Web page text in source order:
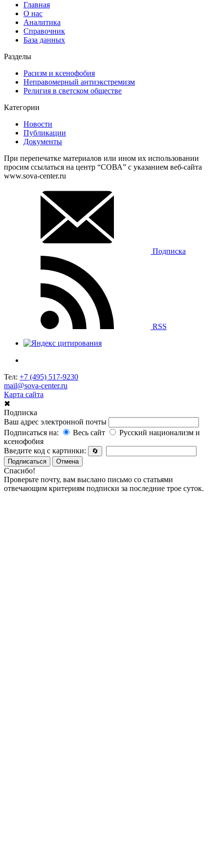
Главная
О нас
Аналитика
Справочник
База данных
Разделы
Расизм и ксенофобия
Неправомерный антиэкстремизм
Религия в светском обществе
Категории
Новости
Публикации
Документы
При перепечатке материалов или ином их использовании
просим ссылаться на центр “СОВА” с указанием веб-сайта
www.sova-center.ru
Подписка
RSS
Тел: +7 (495) 517-9230
mail@sova-center.ru
Карта сайта
✖
Подписка
Ваш адрес электронной почты
Подписаться на:
Весь сайт
Русский национализм и
ксенофобия
Введите код с картинки:
🔄
Подписаться
Отмена
Спасибо!
Проверьте почту, вам выслано письмо со статьями
отвечающим критериям подписки за последние трое суток.